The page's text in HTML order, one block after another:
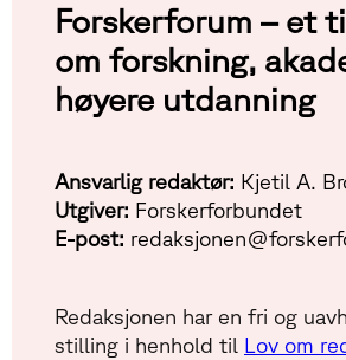
Forskerforum – et
om forskning,
høyere utdanning
Ansvarlig redaktør: Kjetil A.
Utgiver: Forskerforbundet
E-post:
Redaksjonen har en fri og
stilling i henhold til Lov om